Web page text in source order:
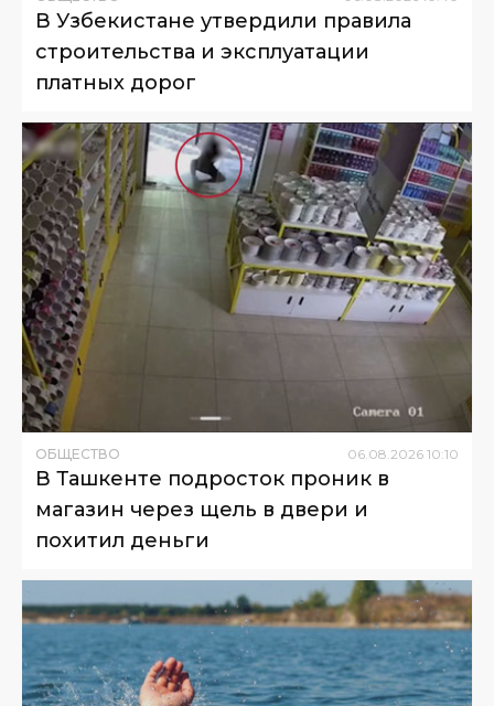
В Узбекистане утвердили правила
строительства и эксплуатации
платных дорог
ОБЩЕСТВО 06 08 2026 10:10
В Ташкенте подросток проник в
магазин через щель в двери и
похитил деньги